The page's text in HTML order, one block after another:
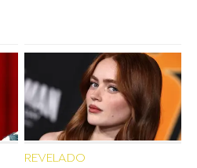
REVELADO